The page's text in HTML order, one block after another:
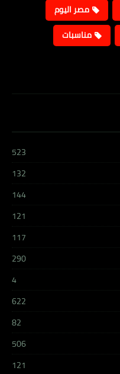
مصر اليوم
مناسبات
523
132
144
121
117
290
4
622
82
506
121